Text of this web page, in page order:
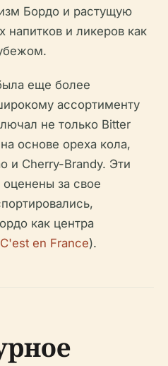
Бордо и растущую
напитков и ликеров как
еще более
ассортименту
не только Bitter
основе ореха кола,
и Cherry-Brandy. Эти
за свое
как центра
C'est en France).